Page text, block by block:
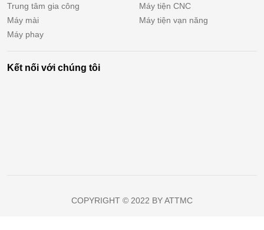
Trung tâm gia công
Máy tiện CNC
Máy mài
Máy tiện vạn năng
Máy phay
Kết nối với chúng tôi
COPYRIGHT © 2022 BY ATTMC